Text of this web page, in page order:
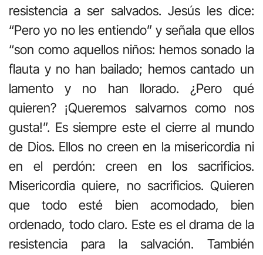
resistencia a ser salvados. Jesús les dice:
“Pero yo no les entiendo” y señala que ellos
“son como aquellos niños: hemos sonado la
flauta y no han bailado; hemos cantado un
lamento y no han llorado. ¿Pero qué
quieren? ¡Queremos salvarnos como nos
gusta!”. Es siempre este el cierre al mundo
de Dios. Ellos no creen en la misericordia ni
en el perdón: creen en los sacrificios.
Misericordia quiere, no sacrificios. Quieren
que todo esté bien acomodado, bien
ordenado, todo claro. Este es el drama de la
resistencia para la salvación. También